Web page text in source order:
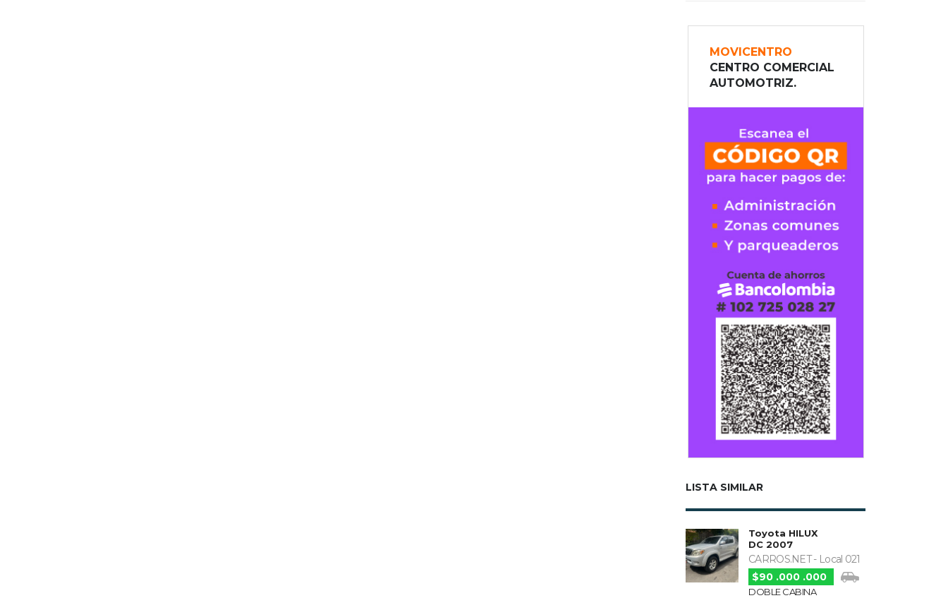
MOVICENTRO
CENTRO COMERCIAL
AUTOMOTRIZ.
LISTA SIMILAR
Toyota HILUX
DC 2007
CARROS.NET - Local 021
$90 .000 .000
DOBLE CABINA